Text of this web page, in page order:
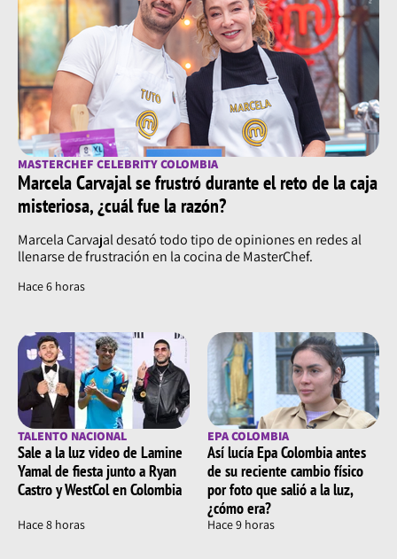
MASTERCHEF CELEBRITY COLOMBIA
Marcela Carvajal se frustró durante el reto de la caja
misteriosa, ¿cuál fue la razón?
Marcela Carvajal desató todo tipo de opiniones en redes al
llenarse de frustración en la cocina de MasterChef.
Hace 6 horas
TALENTO NACIONAL
Sale a la luz video de Lamine
Yamal de fiesta junto a Ryan
Castro y WestCol en Colombia
Hace 8 horas
EPA COLOMBIA
Así lucía Epa Colombia antes
de su reciente cambio físico
por foto que salió a la luz,
¿cómo era?
Hace 9 horas